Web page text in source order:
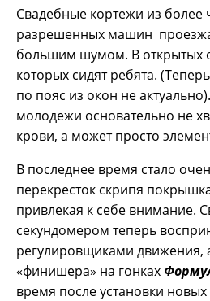
Свадебные кортежи из более
разрешенных машин
большим шумом. В открытых
которых сидят ребята.
по пояс из окон не
молодежи основательно не
крови, а может просто
В последнее время стало
перекресток скрипя
привлекая к себе внимание.
секундомером теперь
регулировщиками движения,
«финишера» на гонках
время после установки